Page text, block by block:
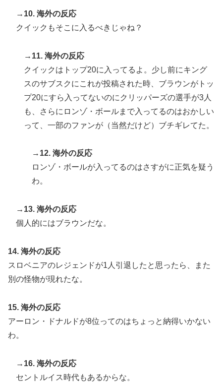
→10. 海外の反応
クイックもそこに入るべきじゃね？
→11. 海外の反応
クイックはトップ20に入ってるよ。少し前にキング
スのサブスクにこれが投稿された時、ブラウンがトッ
プ20にすら入ってないのにクリッパーズの選手が3人
も、さらにロンゾ・ボールまで入ってるのはおかしい
って、一部のファンが（当然だけど）ブチギレてた。
→12. 海外の反応
ロンゾ・ボールが入ってるのはさすがに正気を疑う
わ。
→13. 海外の反応
個人的にはブラウンだな。
14. 海外の反応
スロベニアのレジェンドが1人引退したと思ったら、また
別の怪物が現れたな。
15. 海外の反応
アーロン・ドナルドが8位ってのはちょっと納得いかない
わ。
→16. 海外の反応
セントルイス時代もあるからな。